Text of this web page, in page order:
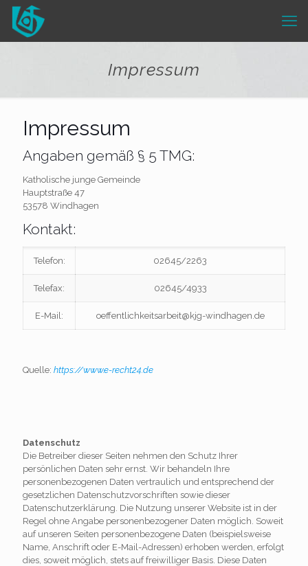
Impressum
Impressum
Angaben gemäß § 5 TMG:
Katholische junge Gemeinde
Hauptstraße 47
53578 Windhagen
Kontakt:
Telefon: 02645/2263
Telefax: 02645/4933
E-Mail: oeffentlichkeitsarbeit@kjg-windhagen.de
Quelle: https://www.e-recht24.de
Datenschutz
Die Betreiber dieser Seiten nehmen den Schutz Ihrer
persönlichen Daten sehr ernst. Wir behandeln Ihre
personenbezogenen Daten vertraulich und entsprechend der
gesetzlichen Datenschutzvorschriften sowie dieser
Datenschutzerklärung. Die Nutzung unserer Website ist in der
Regel ohne Angabe personenbezogener Daten möglich. Soweit
auf unseren Seiten personenbezogene Daten (beispielsweise
Name, Anschrift oder E-Mail-Adressen) erhoben werden, erfolgt
dies, soweit möglich, stets auf freiwilliger Basis. Diese Daten